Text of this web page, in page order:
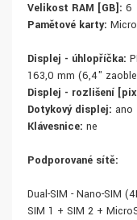
Velikost RAM [GB]: 6
Paměťové karty:
Displej - úhlopříčka:
163,0 mm (6,4"
Displej - rozlišení
Dotykový displej: ano
Klávesnice: ne
Podporované sítě:
Dual-SIM - Nano-SIM
SIM 1 + SIM 2 +